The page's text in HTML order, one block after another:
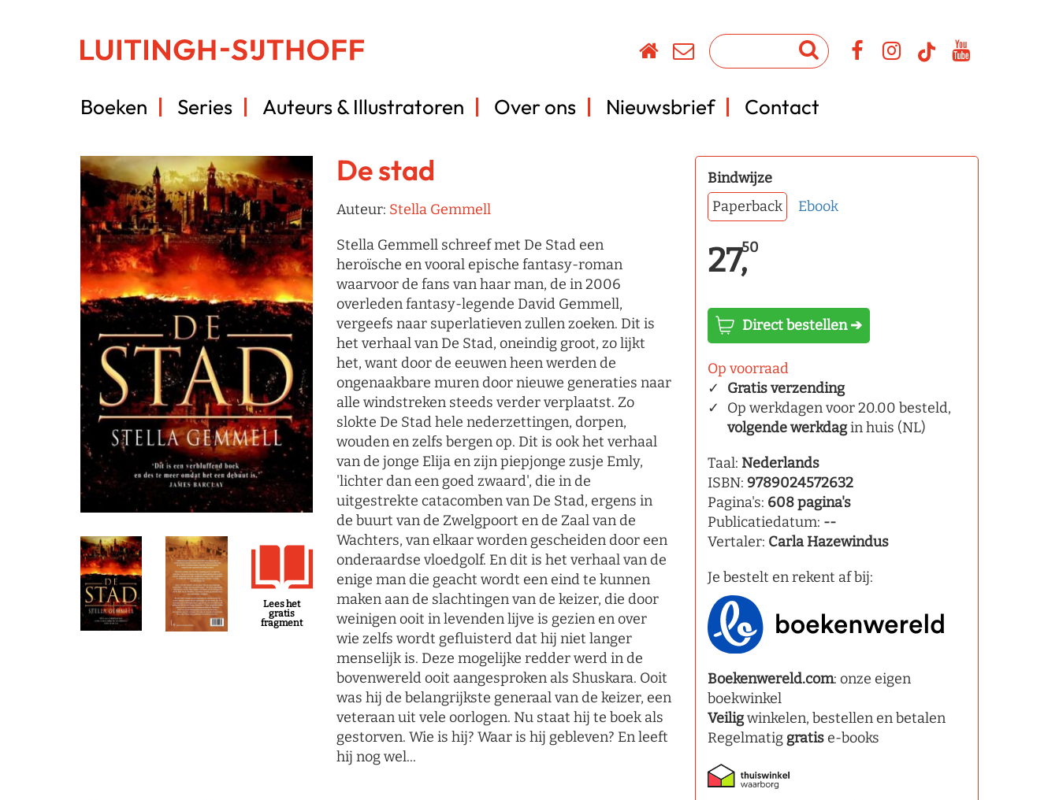
Boeken Series Auteurs & Illustratoren Over ons Nieuwsbrief Contact
Lees het
gratis
fragment
De stad
Auteur: Stella Gemmell
Stella Gemmell schreef met De Stad een
heroïsche en vooral epische fantasy-roman
waarvoor de fans van haar man, de in 2006
overleden fantasy-legende David Gemmell,
vergeefs naar superlatieven zullen zoeken. Dit is
het verhaal van De Stad, oneindig groot, zo lijkt
het, want door de eeuwen heen werden de
ongenaakbare muren door nieuwe generaties naar
alle windstreken steeds verder verplaatst. Zo
slokte De Stad hele nederzettingen, dorpen,
wouden en zelfs bergen op. Dit is ook het verhaal
van de jonge Elija en zijn piepjonge zusje Emly,
'lichter dan een goed zwaard', die in de
uitgestrekte catacomben van De Stad, ergens in
de buurt van de Zwelgpoort en de Zaal van de
Wachters, van elkaar worden gescheiden door een
onderaardse vloedgolf. En dit is het verhaal van de
enige man die geacht wordt een eind te kunnen
maken aan de slachtingen van de keizer, die door
weinigen ooit in levenden lijve is gezien en over
wie zelfs wordt gefluisterd dat hij niet langer
menselijk is. Deze mogelijke redder werd in de
bovenwereld ooit aangesproken als Shuskara. Ooit
was hij de belangrijkste generaal van de keizer, een
veteraan uit vele oorlogen. Nu staat hij te boek als
gestorven. Wie is hij? Waar is hij gebleven? En leeft
hij nog wel...
Bindwijze
Paperback
Ebook
27,50
Direct bestellen ➔
Op voorraad
Gratis verzending
Op werkdagen voor 20.00 besteld,
volgende werkdagin huis (NL)
Taal: Nederlands
ISBN: 9789024572632
Pagina's: 608 pagina's
Publicatiedatum: --
Vertaler: Carla Hazewindus
Je bestelt en rekent af bij:
Boekenwereld.com: onze eigen
boekwinkel
Veiligwinkelen, bestellen en betalen
Regelmatig gratise-books